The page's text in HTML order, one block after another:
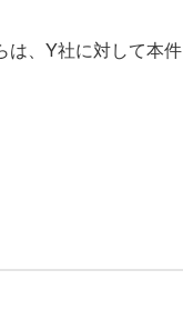
は、Y社に対して本件